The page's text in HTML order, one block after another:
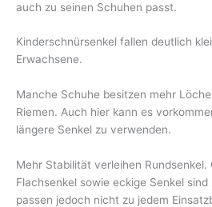
auch zu seinen Schuhen passt.
Kinderschnürsenkel fallen deutlich
Erwachsene.
Manche Schuhe besitzen mehr
Riemen. Auch hier kann es
längere Senkel zu verwenden.
Mehr Stabilität verleihen Rundsenkel.
Flachsenkel sowie eckige Senkel
passen jedoch nicht zu jedem